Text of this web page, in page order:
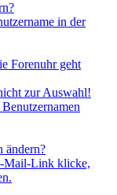
in der
Forenuhr geht
zur Auswahl!
ändern?
Mail-Link klicke,